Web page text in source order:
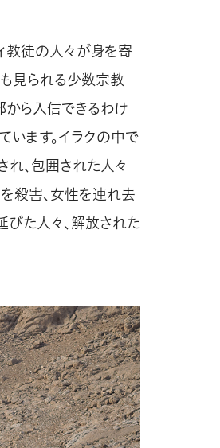
教徒の人々が身を寄
見られる少数宗教
から入信できるわけ
ます。イラクの中で
れ、包囲された人々
殺害、女性を連れ去
びた人々、解放された